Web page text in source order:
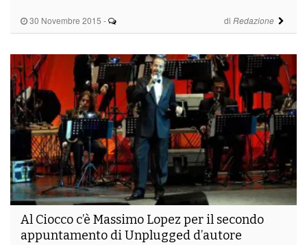
30 Novembre 2015 - di Redazione
Al Ciocco c’è Massimo Lopez per il secondo
appuntamento di Unplugged d’autore